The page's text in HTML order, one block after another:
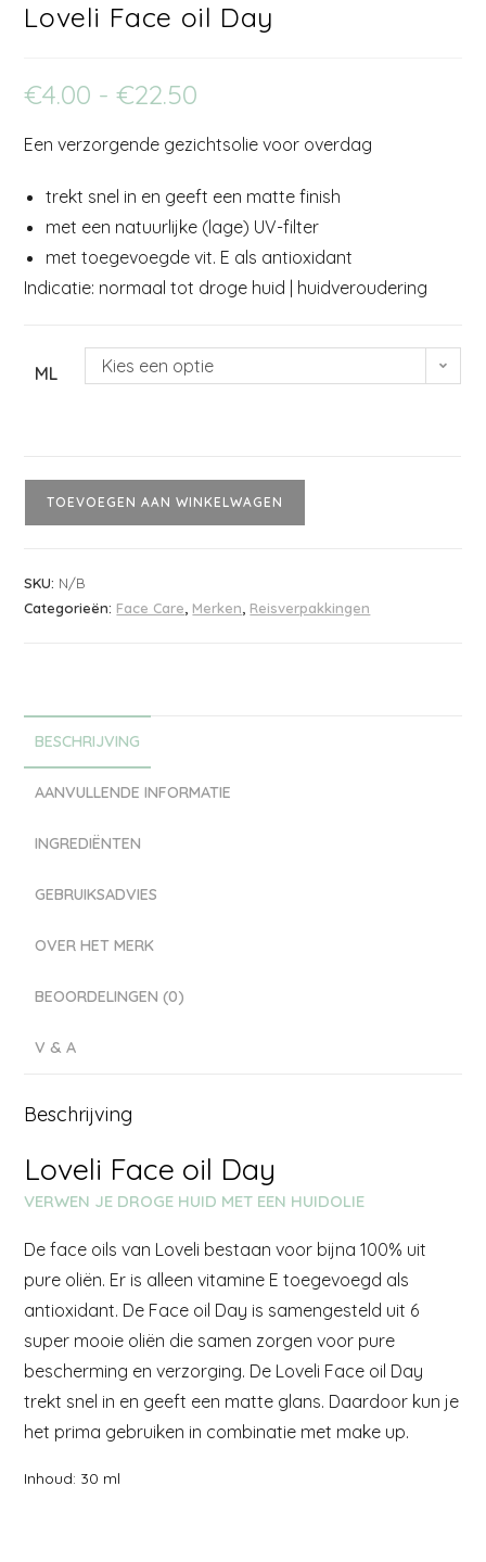
Loveli Face oil Day
€4.00 - €22.50
Een verzorgende gezichtsolie voor overdag
trekt snel in en geeft een matte finish
met een natuurlijke (lage) UV-filter
met toegevoegde vit. E als antioxidant
Indicatie: normaal tot droge huid | huidveroudering
ML Kies een optie
TOEVOEGEN AAN WINKELWAGEN
SKU: N/B
Categorieën: Face Care Merken Reisverpakkingen
BESCHRIJVING
AANVULLENDE INFORMATIE
INGREDIËNTEN
GEBRUIKSADVIES
OVER HET MERK
BEOORDELINGEN (0)
V & A
Beschrijving
Loveli Face oil Day
VERWEN JE DROGE HUID MET EEN HUIDOLIE
De face oils van Loveli bestaan voor bijna 100% uit
pure oliën. Er is alleen vitamine E toegevoegd als
antioxidant. De Face oil Day is samengesteld uit 6
super mooie oliën die samen zorgen voor pure
bescherming en verzorging. De Loveli Face oil Day
trekt snel in en geeft een matte glans. Daardoor kun je
het prima gebruiken in combinatie met make up.
Inhoud: 30 ml